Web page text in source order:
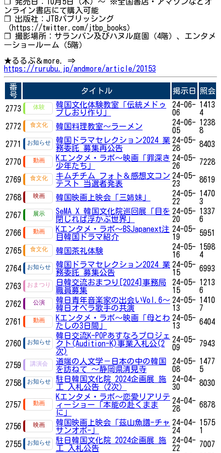
ンライン書店にて購入可能
❐ 出版社：JTBパブリッシング
（https://twitter.com/jtbp_books）
❐ 撮影場所：サランバン及びハヌル庭園（4階）、エンタメ
―ショールーム（5階）
★るるぶ＆more. ⇒
https://rurubu.jp/andmore/article/20153
番
号
タイトル 掲示日 照会
2773
韓国文化体験教室「伝統メドゥ
プしおり作り」
24-06-
06
1413
4
2772
韓国料理教室～ラーメン
24-06-
05
1238
8
2771
韓国ドラマセレクション2024 業
務委託 募集再公告
24-05-
28
8403
2770
Kエンタメ・ラボ～映画「罪深き
少年たち」
24-05-
26
7228
2769
キムチチム フォト＆感想文コン
テスト 当選者発表
24-05-
23
8619
2768 韓国映画上映会「三姉妹」
24-05-
22
1470
3
2767
SeMA X 韓国文化院巡回展「目を
閉じれば浮かぶ世界」
24-05-
20
1337
6
2766
Kエンタメ・ラボ～BSJapanext注
目韓国ドラマ紹介
24-05-
19
5951
2765 韓国茶礼体験
24-05-
16
1598
4
2764
韓国ドラマセレクション2024 業
務委託 募集公告
24-05-
15
6993
2763
日韓交流おまつり[2024]事務局
職員募集
24-05-
15
1213
6
2762
韓日青年音楽家の出会いVol.6～
韓日オペラ歌手の共演
24-05-
13
1410
7
2761
Kエンタメ・ラボ～映画「母とわ
たしの3日間」
24-05-
13
6404
2760
韓日交流K-POPあすなろプロジェ
クト(Audition-K)事業入札公(2
次)
24-05-
09
7943
2759
道端の人文学－日本の中の韓国
を訪ねて ～静岡県清見寺
24-05-
08
1477
5
2758
駐日韓国文化院 2024企画展 施
工 入札公告（2次）
24-04-
30
8030
2757
Kエンタメ・ラボ～恋愛リアリテ
ィーショー「本能の赴くまま
に」
24-04-
28
6878
2756
韓国映画上映会「茲山魚譜-チャ
サンオボ-」
24-04-
24
1575
1
2755
駐日韓国文化院 2024企画展 施
工 入札公告
24-04-
22
7007